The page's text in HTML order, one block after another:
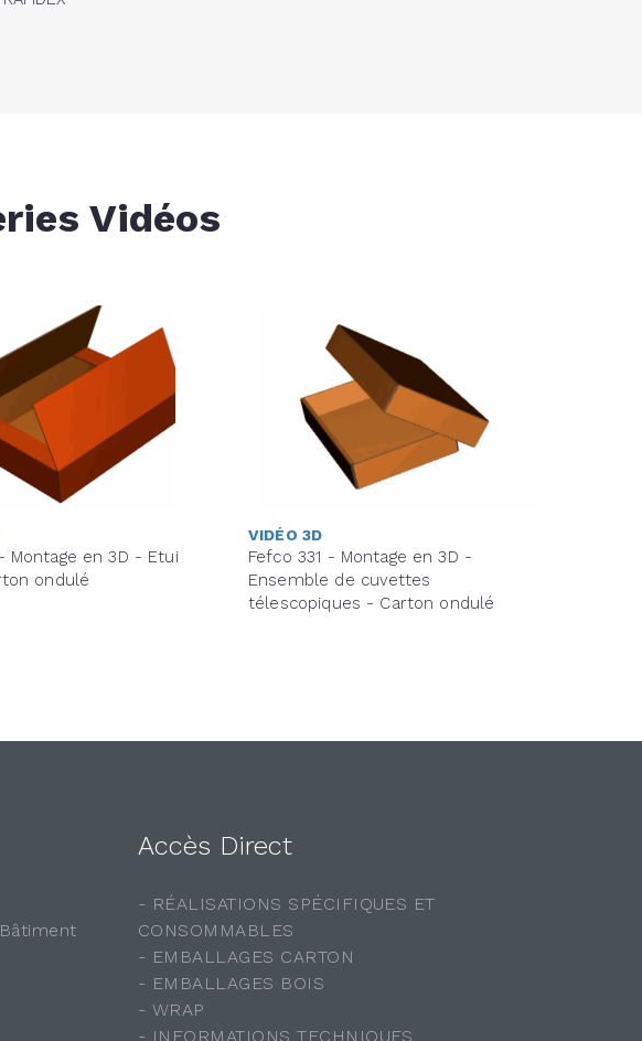
Vidéos
Montage en 3D - Etui
ondulé
VIDÉO 3D
Fefco 331 - Montage en 3D -
Ensemble de cuvettes
télescopiques - Carton ondulé
Accès Direct
- RÉALISATIONS SPÉCIFIQUES ET
CONSOMMABLES
- EMBALLAGES CARTON
- EMBALLAGES BOIS
- WRAP
- INFORMATIONS TECHNIQUES